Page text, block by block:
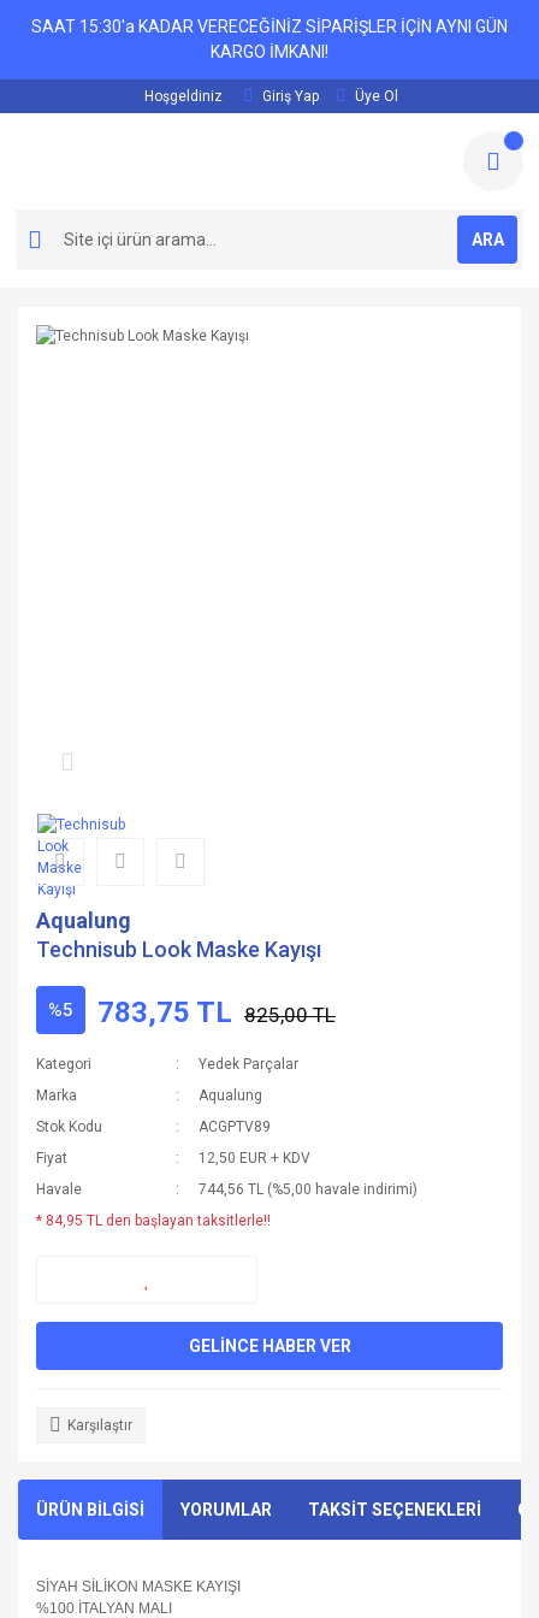
SAAT 15:30'a KADAR VERECEĞİNİZ SİPARİŞLER İÇİN AYNI GÜN
KARGO İMKANI!
Hoşgeldiniz Giriş Yap Üye Ol
ARA
Aqualung
Technisub Look Maske Kayışı
%5 783,75 TL 825,00 TL
Kategori
Yedek Parçalar
Marka
Aqualung
Stok Kodu
ACGPTV89
Fiyat
12,50 EUR + KDV
Havale
744,56 TL (%5,00 havale indirimi)
* 84,95 TL den başlayan taksitlerle!!
GELİNCE HABER VER
Karşılaştır
ÜRÜN BİLGİSİ YORUMLAR TAKSİT SEÇENEKLERİ
SİYAH SİLİKON MASKE KAYIŞI
%100 İTALYAN MALI